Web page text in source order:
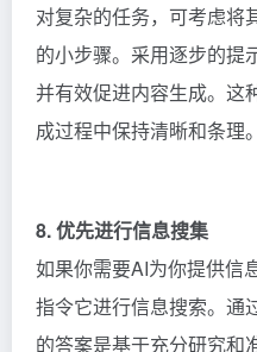
对复杂的任务，可考虑将
的小步骤。采用逐步的提
并有效促进内容生成。这
成过程中保持清晰和条理。
8. 优先进行信息搜集
如果你需要AI为你提供信
指令它进行信息搜索。通
的答案是基于充分研究和